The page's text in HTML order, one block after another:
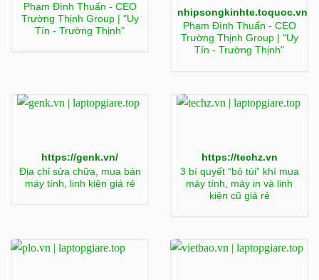
Phạm Đình Thuấn - CEO
Trường Thịnh Group | "Uy
Tín - Trường Thịnh"
nhipsongkinhte.toquoc.vn
Phạm Đình Thuấn - CEO
Trường Thịnh Group | "Uy
Tín - Trường Thịnh"
https://genk.vn/
Địa chỉ sửa chữa, mua bán
máy tính, linh kiện giá rẻ
https://techz.vn
3 bí quyết “bỏ túi” khí mua
máy tính, máy in và linh
kiện cũ giá rẻ